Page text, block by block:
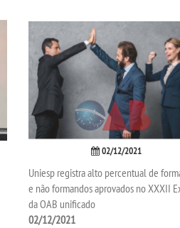
02/12/2021
Uniesp registra alto percentual de
e não formandos aprovados no XXXII
da OAB unificado
02/12/2021